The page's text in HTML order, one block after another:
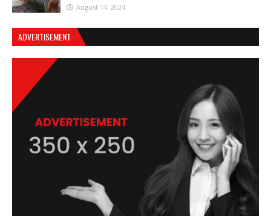
August 14, 2024
ADVERTISEMENT